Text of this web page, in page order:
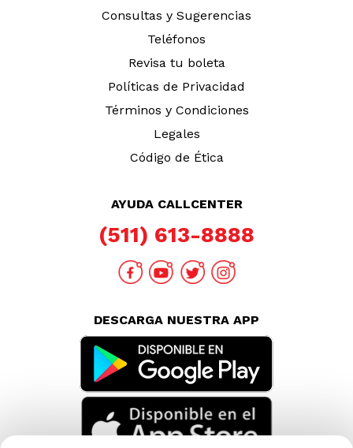
Consultas y Sugerencias
Teléfonos
Revisa tu boleta
Políticas de Privacidad
Términos y Condiciones
Legales
Código de Ética
AYUDA CALLCENTER
(511) 613-8888
DESCARGA NUESTRA APP